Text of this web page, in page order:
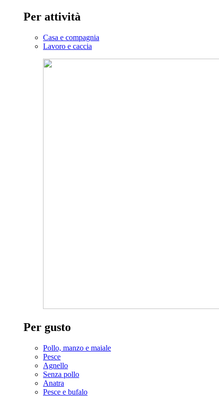
Per attività
Casa e compagnia
Lavoro e caccia
Per gusto
Pollo, manzo e maiale
Pesce
Agnello
Senza pollo
Anatra
Pesce e bufalo